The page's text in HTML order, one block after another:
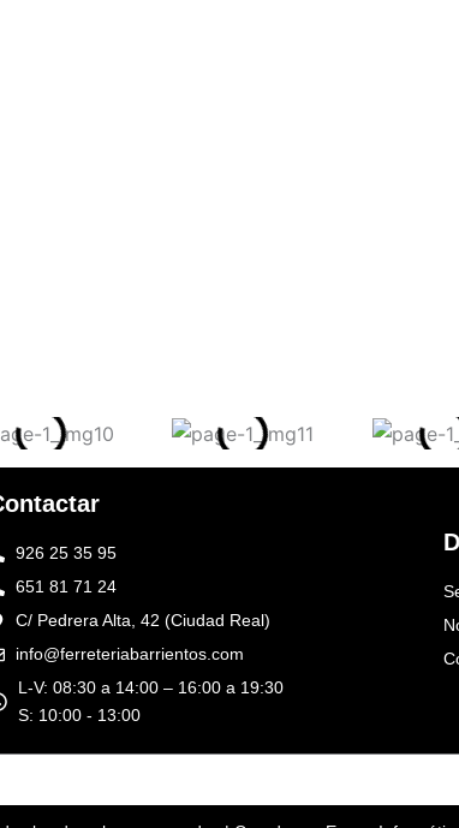
926 25 35 95
651 81 71 24
C/ Pedrera Alta, 42 (Ciudad Real)
info@ferreteriabarrientos.com
L-V: 08:30 a 14:00 – 16:00 a 19:30
S: 10:00 - 13:00